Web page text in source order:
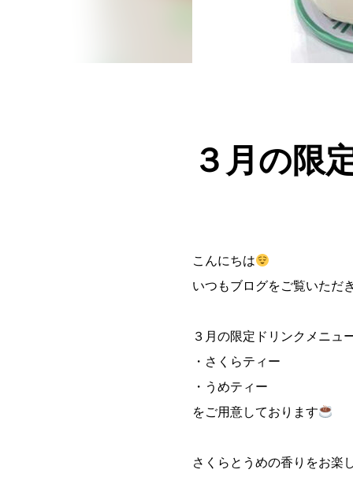
３月の限
こんにちは
いつもブログをご覧いただ
３月の限定ドリンクメニュ
・さくらティー
・うめティー
をご用意しております
さくらとうめの香りをお楽